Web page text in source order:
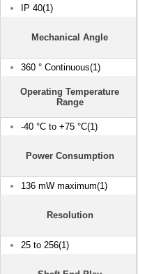
IP 40(1)
Mechanical Angle
360 ° Continuous(1)
Operating Temperature
Range
-40 °C to +75 °C(1)
Power Consumption
136 mW maximum(1)
Resolution
25 to 256(1)